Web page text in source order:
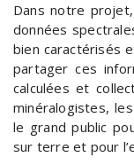
Dans notre
données
bien caractérisés
partager ces
calculées et
minéralogistes,
le grand public
sur terre et pour